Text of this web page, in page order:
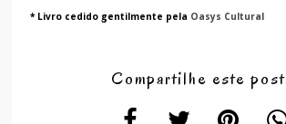
* Livro cedido gentilmente pela Oasys Cultural
Compartilhe este post